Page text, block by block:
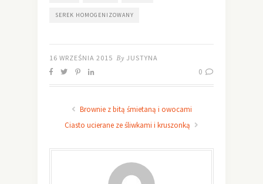
SEREK HOMOGENIZOWANY
16 WRZEŚNIA 2015 By JUSTYNA
0
Brownie z bitą śmietaną i owocami
Ciasto ucierane ze śliwkami i kruszonką